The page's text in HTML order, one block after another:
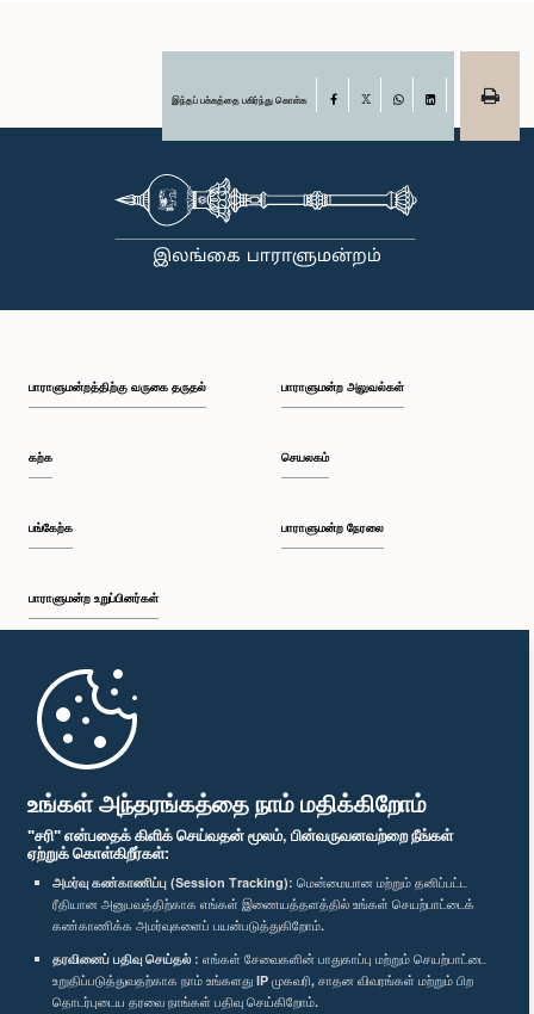
உங்கள் அந்தரங்கத்தை நாம் மதிக்கிறோம்
"சரி" என்பதைக் கிளிக் செய்வதன் மூலம், பின்வருவனவற்றை நீங்கள்
ஏற்றுக் கொள்கிறீர்கள்:
அமர்வு கண்காணிப்பு (Session Tracking): மென்மையான மற்றும் தனிப்பட்ட
ரீதியான அனுபவத்திற்காக எங்கள் இணையத்தளத்தில் உங்கள் செயற்பாட்டைக்
கண்காணிக்க அமர்வுகளைப் பயன்படுத்துகிறோம்.
தரவினைப் பதிவு செய்தல் : எங்கள் சேவைகளின் பாதுகாப்பு மற்றும் செயற்பாட்டை
உறுதிப்படுத்துவதற்காக நாம் உங்களது IP முகவரி, சாதன விவரங்கள் மற்றும் பிற
தொடர்புடைய தரவை நாங்கள் பதிவு செய்கிறோம்.
இந்தப் பக்கத்தை பகிர்ந்து கொள்க Facebook
பாராளுமன்றத்திற்கு வருகை தருதல்
கற்க
பங்கேற்க
பாராளுமன்ற உறுப்பினர்கள்
முதற்பக்கம்
பாராளுமன்ற அலுவல்கள்
செயலகம்
பாராளுமன்ற நேரலை
பாராளுமன்ற கையடக்க செயலி
எம்மை பின்தொடர்க :
விருதுகள்